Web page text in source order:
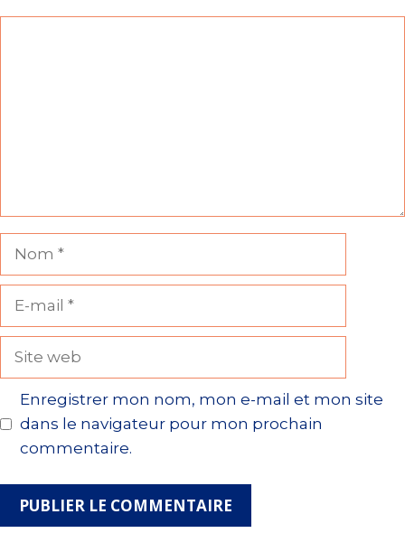
Nom
Site
Enregistrer mon nom, mon e-mail et mon site
dans le navigateur pour mon prochain
commentaire.